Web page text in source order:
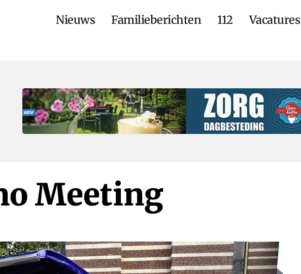
Nieuws Familieberichten 112 Vacatures
Meeting